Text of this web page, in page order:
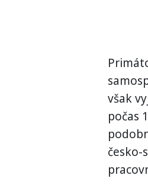
však
počas
česko-